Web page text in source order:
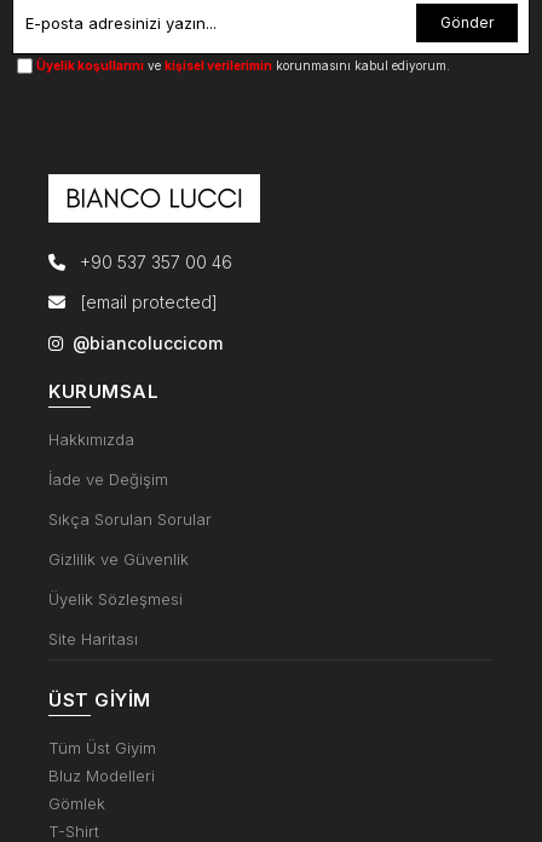
Gönder
Üyelik koşullarını ve kişisel verilerimin korunmasını kabul ediyorum.
+90 537 357 00 46
[email protected]
@biancoluccicom
KURUMSAL
Hakkımızda
İade ve Değişim
Sıkça Sorulan Sorular
Gizlilik ve Güvenlik
Üyelik Sözleşmesi
Site Haritası
ÜST GIYIM
Tüm Üst Giyim
Bluz Modelleri
Gömlek
T-Shirt